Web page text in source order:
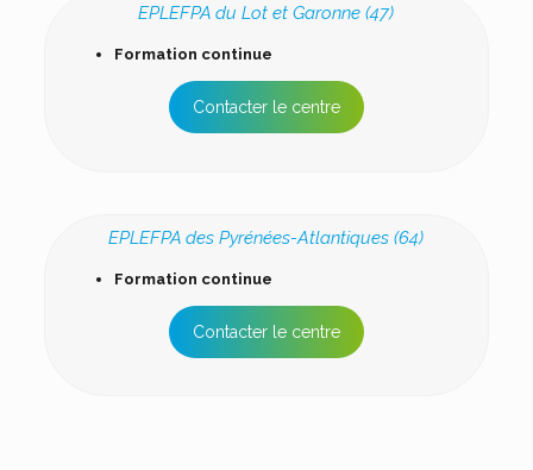
EPLEFPA du Lot et Garonne (47)
Formation continue
Contacter le centre
EPLEFPA des Pyrénées-Atlantiques (64)
Formation continue
Contacter le centre